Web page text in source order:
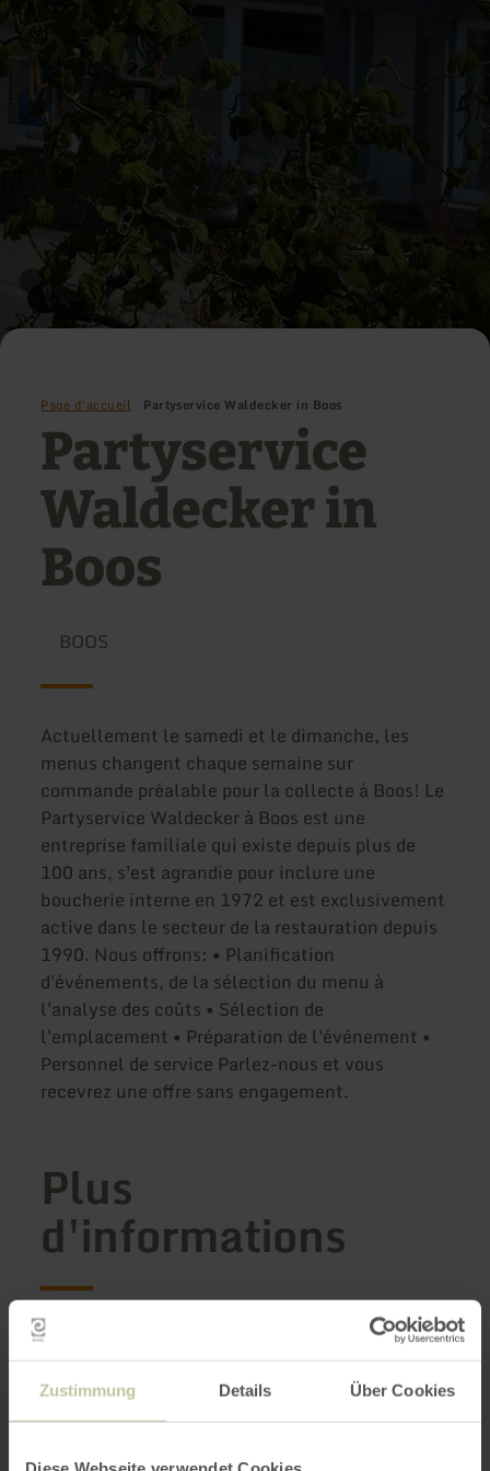
Zustimmung Details Über Cookies
Page d'accueil Partyservice Waldecker in Boos
Partyservice
Waldecker in
Boos
BOOS
Actuellement le samedi et le dimanche, les
menus changent chaque semaine sur
commande préalable pour la collecte à Boos! Le
Partyservice Waldecker à Boos est une
entreprise familiale qui existe depuis plus de
100 ans, s'est agrandie pour inclure une
boucherie interne en 1972 et est exclusivement
active dans le secteur de la restauration depuis
1990. Nous offrons: • Planification
d'événements, de la sélection du menu à
l'analyse des coûts • Sélection de
l'emplacement • Préparation de l'événement •
Personnel de service Parlez-nous et vous
recevrez une offre sans engagement.
Plus
d'informations
Caractéristiques / Particularités